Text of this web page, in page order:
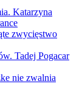
Katarzyna
zwycięstwo
Tadej Pogacar
nie zwalnia